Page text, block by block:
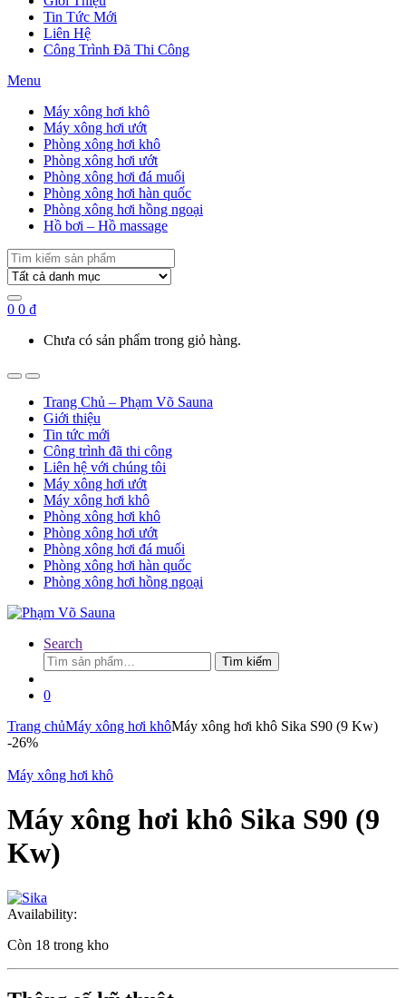
Tin Tức Mới
Liên Hệ
Công Trình Đã Thi Công
Menu
Máy xông hơi khô
Máy xông hơi ướt
Phòng xông hơi khô
Phòng xông hơi ướt
Phòng xông hơi đá muối
Phòng xông hơi hàn quốc
Phòng xông hơi hồng ngoại
Hồ bơi – Hồ massage
Search
for:
0 0 ₫
Chưa có sản phẩm trong giỏ hàng.
Trang Chủ – Phạm Võ Sauna
Giới thiệu
Tin tức mới
Công trình đã thi công
Liên hệ với chúng tôi
Máy xông hơi ướt
Máy xông hơi khô
Phòng xông hơi khô
Phòng xông hơi ướt
Phòng xông hơi đá muối
Phòng xông hơi hàn quốc
Phòng xông hơi hồng ngoại
Search
Tìm
kiếm:
Tìm kiếm
0
Trang chủMáy xông hơi khôMáy xông hơi khô Sika S90 (9 Kw)
-26%
Máy xông hơi khô
Máy xông hơi khô Sika S90 (9
Kw)
Availability:
Còn 18 trong kho